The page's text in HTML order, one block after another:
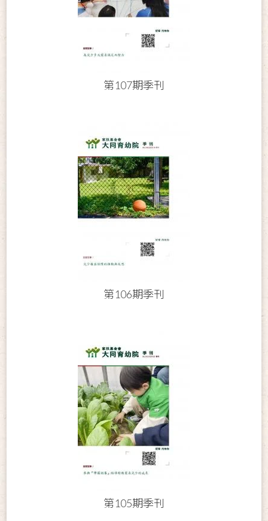
第107期季刊
第106期季刊
第105期季刊